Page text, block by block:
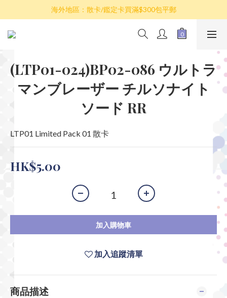
散卡買滿$100包平郵，全部產品買滿$800包順豐(香港境內)
海外地區：散卡/鑑定卡買滿$300包平郵
澳門/台灣/新加坡/馬來西亞/韓國可選擇以順豐到付發貨
(LTP01-024)BP02-086 ウルトラ
マンブレーザー チルソナイト
ソード RR
LTP01 Limited Pack 01 散卡
HK$5.00
加入購物車
加入追蹤清單
商品描述